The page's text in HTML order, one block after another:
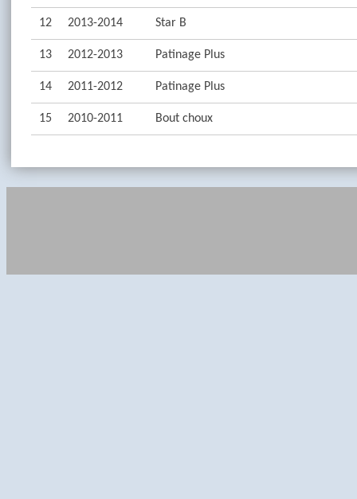
12 2013-2014 Star B
13 2012-2013 Patinage Plus
14 2011-2012 Patinage Plus
15 2010-2011 Bout choux